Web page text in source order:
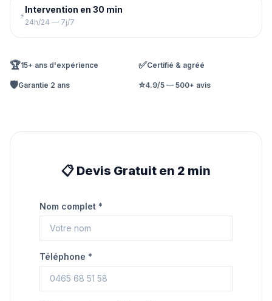
⚡
Intervention en 30 min
24h/24 — 7j/7
🏆15+ ans d'expérience ✅Certifié & agréé
🛡️Garantie 2 ans ⭐4.9/5 — 500+ avis
📋 Devis Gratuit en 2 min
Nom complet *
Téléphone *